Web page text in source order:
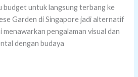
budget untuk langsung terbang ke
Garden di Singapore jadi alternatif
menawarkan pengalaman visual dan
dengan budaya